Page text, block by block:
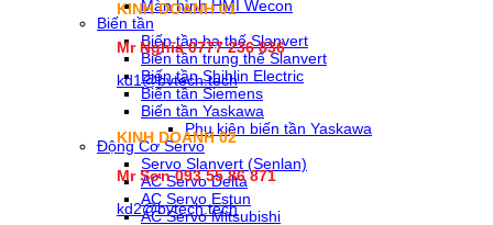
Màn hình HMI Wecon
Biến tần
Biến tần hạ thế Slanvert
Biến tần trung thế Slanvert
Biến tần Shihlin Electric
Biến tần Siemens
Biến tần Yaskawa
Phụ kiện biến tần Yaskawa
Động Cơ Servo
Servo Slanvert (Senlan)
AC Servo Delta
AC Servo Estun
AC Servo Mitsubishi
KINH DOANH 01
Mr Nghĩa 0777 236 836
kd1@bvtech.tech
KINH DOANH02
Mr Sơn093 55 86 871
kd2@bvtech.tech